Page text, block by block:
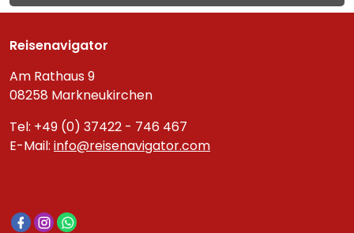
Reisenavigator
Am Rathaus 9
08258 Markneukirchen
Tel: +49 (0) 37422 - 746 467
E-Mail: info@reisenavigator.com